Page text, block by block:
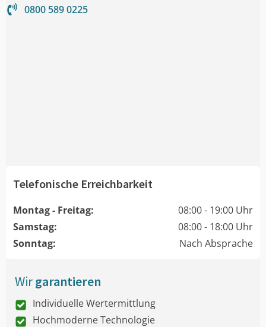
0800 589 0225
Telefonische Erreichbarkeit
Montag - Freitag:
08:00 - 19:00 Uhr
Samstag:
08:00 - 18:00 Uhr
Sonntag:
Nach Absprache
Wirgarantieren
Individuelle Wertermittlung
Hochmoderne Technologie